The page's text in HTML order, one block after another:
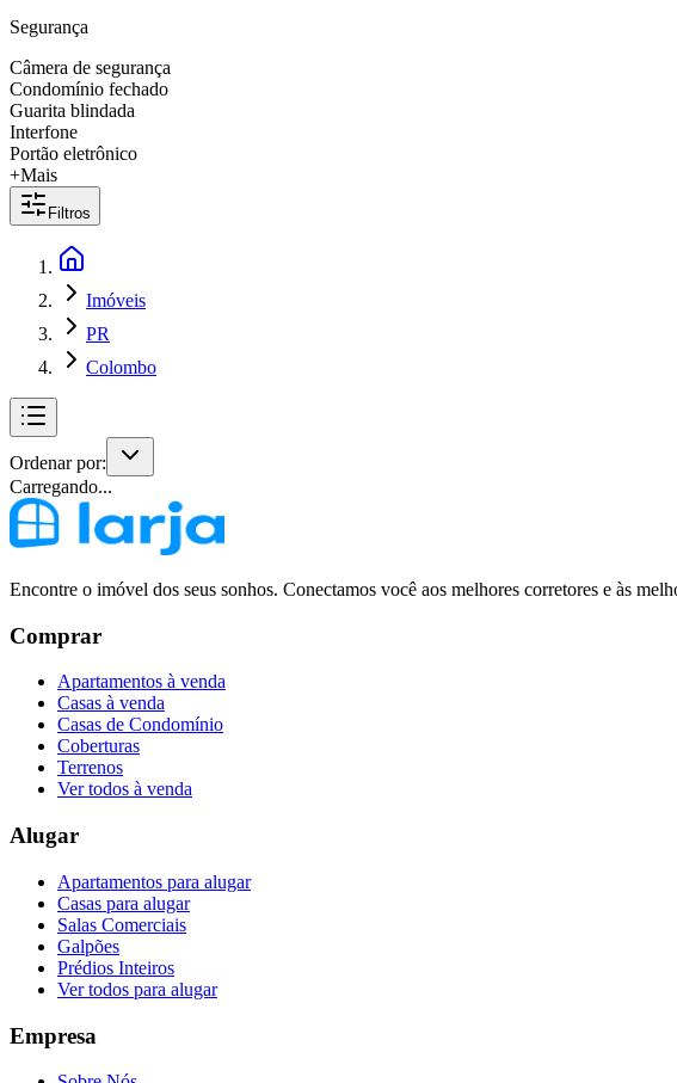
Segurança
Câmera de segurança
Condomínio fechado
Guarita blindada
Interfone
Portão eletrônico
+Mais
Filtros
Imóveis
PR
Colombo
Ordenar por:
Carregando...
Encontre o imóvel dos seus sonhos. Conectamos você aos melhores corretores e às
Comprar
Apartamentos à venda
Casas à venda
Casas de Condomínio
Coberturas
Terrenos
Ver todos à venda
Alugar
Apartamentos para alugar
Casas para alugar
Salas Comerciais
Galpões
Prédios Inteiros
Ver todos para alugar
Empresa